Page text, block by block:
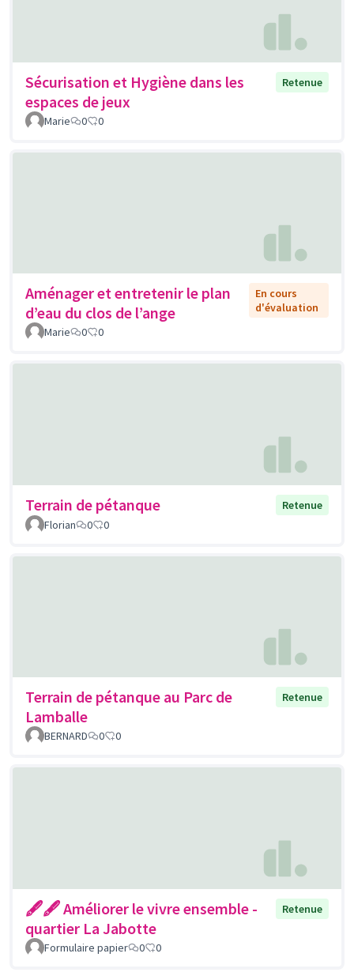
Sécurisation et Hygiène dans les
espaces de jeux
Retenue
Marie 0 0
Aménager et entretenir le plan
d’eau du clos de l’ange
En cours
d'évaluation
Marie
0 0
Terrain de pétanque
Retenue
Florian
0 0
Terrain de pétanque au Parc de
Lamballe
Retenue
BERNARD 0 0
🖋🖋 Améliorer le vivre ensemble -
quartier La Jabotte
Retenue
Formulaire papier 0 0